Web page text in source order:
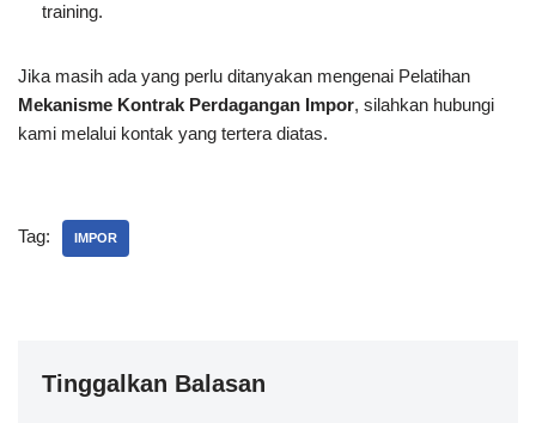
training.
Jika masih ada yang perlu ditanyakan mengenai Pelatihan
Mekanisme Kontrak Perdagangan Impor, silahkan hubungi
kami melalui kontak yang tertera diatas.
Tag: IMPOR
Tinggalkan Balasan